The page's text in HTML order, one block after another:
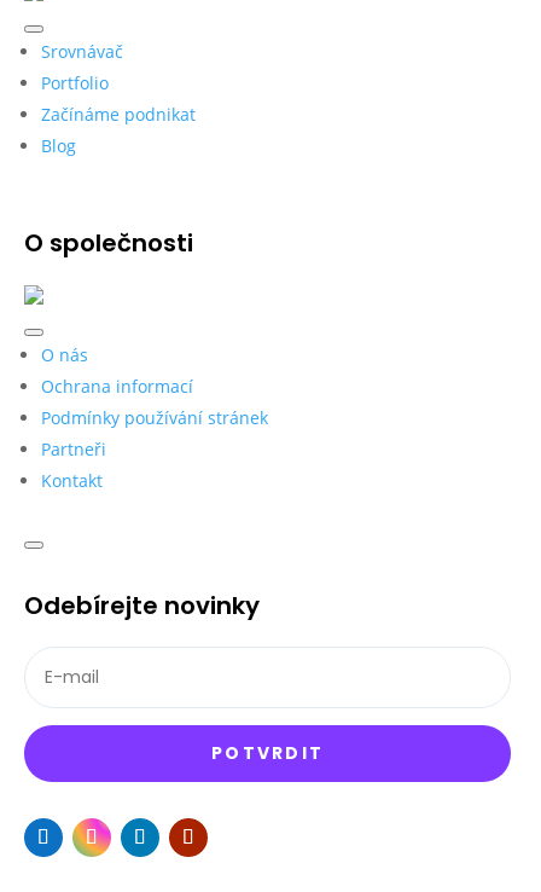
Srovnávač
Portfolio
Začínáme podnikat
Blog
O společnosti
O nás
Ochrana informací
Podmínky používání stránek
Partneři
Kontakt
Odebírejte novinky
POTVRDIT